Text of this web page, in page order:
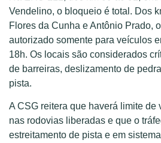
Vendelino, o bloqueio é total. Dos
Flores da Cunha e Antônio Prado,
autorizado somente para veículos
18h. Os locais são considerados
de barreiras, deslizamento de
pista.
A CSG reitera que haverá limite de
nas rodovias liberadas e que o
estreitamento de pista e em